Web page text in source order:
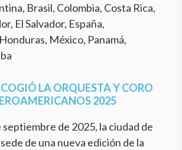
Brasil, Colombia, Costa Rica,
El Salvador, España,
México, Panamá,
LA ORQUESTA Y CORO
2025
septiembre de 2025, la ciudad de
de una nueva edición de la